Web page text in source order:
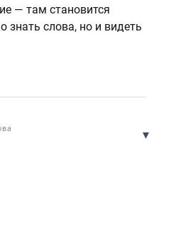
— там становится
знать слова, но и видеть
▾